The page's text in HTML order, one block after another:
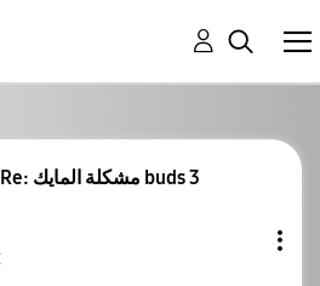
Re: مشكلة المايك buds 3